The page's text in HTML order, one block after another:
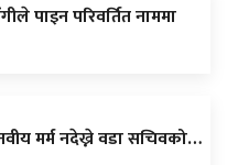
पाइन परिवर्तित नाममा
मर्म नदेख्ने वडा सचिवको…